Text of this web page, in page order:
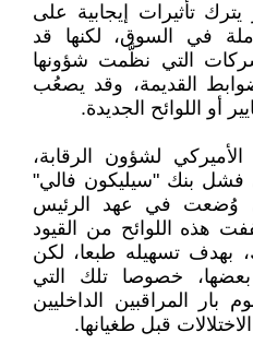
يترك تأثيرات إيجابية على
في السوق، لكنها قد
التي نظَّمت شؤونها
القديمة، وقد يصعُب
أو اللوائح الجديدة.
لشؤون الرقابة،
فشل بنك "سيليكون فالي"
وُضعت في عهد الرئيس
هذه اللوائح من القيود
بهدف تسهيله طبعا، لكن
بعضها، خصوصا تلك التي
المراقبين الداخليين
قبل طغيانها.